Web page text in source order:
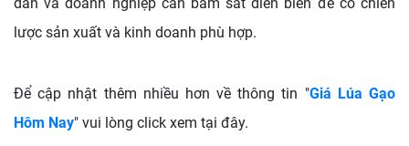
lược sản xuất và kinh doanh phù hợp.
Để cập nhật thêm nhiều hơn về thông tin "Giá Lúa Gạo
Hôm Nay" vui lòng click xem tại đây.